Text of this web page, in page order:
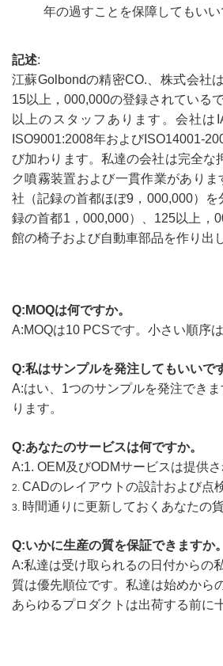
年の過すことを保障してもいい
記述:
江蘇Golbondの精密CO.、株式会社
15以上，000,000の登録されている
以上のスタッフあります。会社は
ISO9001:2008年およびISO14001-
び加わります。私達の会社は完全
ク噴霧装置および一貫作業があり
社（記録の首都ほぼ9，000,000）
録の首都1，000,000）、125以上，
館の椅子および自動車部品を作り出
Q:MOQは何ですか。
A:MOQは10 PCSです。小さい順序
Q:私はサンプルを発注してもいいで
A:はい、1つのサンプルを発注でき
ります。
Q:あなたのサービスは何ですか。
A:1. OEM及びODMサービスは提供さ
2. CADのレイアウトの設計および点
3. 時間通りに更新しておくあなたの
Q:いかに生産の質を保証できますか。
A:私達は受け取られるの日付からの
質は優先順位です。私達は始めから
あらゆるプロダクトは出荷する前に